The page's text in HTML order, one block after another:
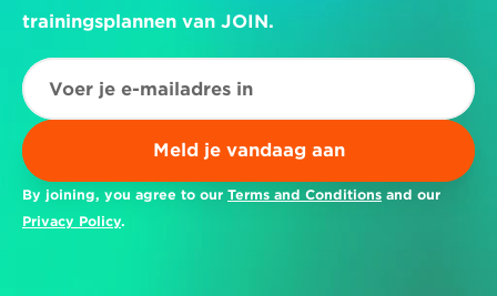
trainingsplannen van JOIN.
Meld je vandaag aan
By joining, you agree to our Terms and Conditions
Privacy Policy.